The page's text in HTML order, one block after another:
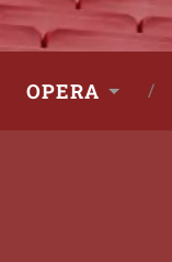
OPERA